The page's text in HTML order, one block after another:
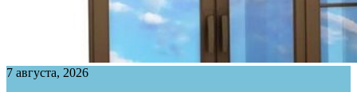
7 августа, 2026